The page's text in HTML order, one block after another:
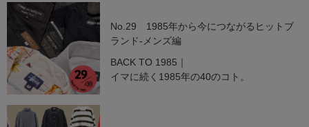
No.29 1985年から今につながるヒットブ
ランド-メンズ編
BACK TO 1985｜
イマに続く1985年の40のコト。